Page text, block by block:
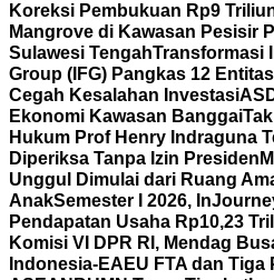
Koreksi Pembukuan Rp9
Mangrove di Kawasan Pesisir
Sulawesi TengahTransformasi
Group (IFG) Pangkas 12
Cegah Kesalahan Investasi
Ekonomi Kawasan Banggai
Hukum Prof Henry Indraguna
Diperiksa Tanpa Izin Presiden
Unggul Dimulai dari Ruang
AnakSemester I 2026,
Pendapatan Usaha Rp10,23
Komisi VI DPR RI, Mendag
Indonesia-EAEU FTA dan